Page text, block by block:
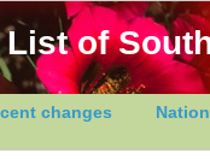
List of
changes